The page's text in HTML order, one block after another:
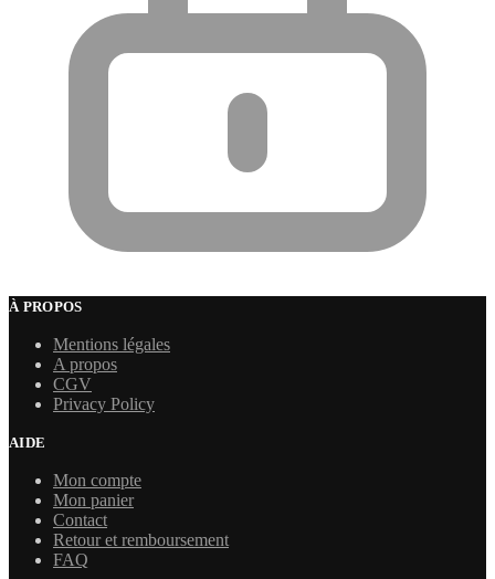
À PROPOS
Mentions légales
A propos
CGV
Privacy Policy
AIDE
Mon compte
Mon panier
Contact
Retour et remboursement
FAQ